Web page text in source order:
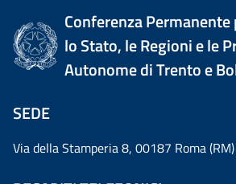
Conferenza
lo Stato, le Regioni e le
Autonome di Trento e
SEDE
Via della Stamperia 8, 00187 Roma (RM)